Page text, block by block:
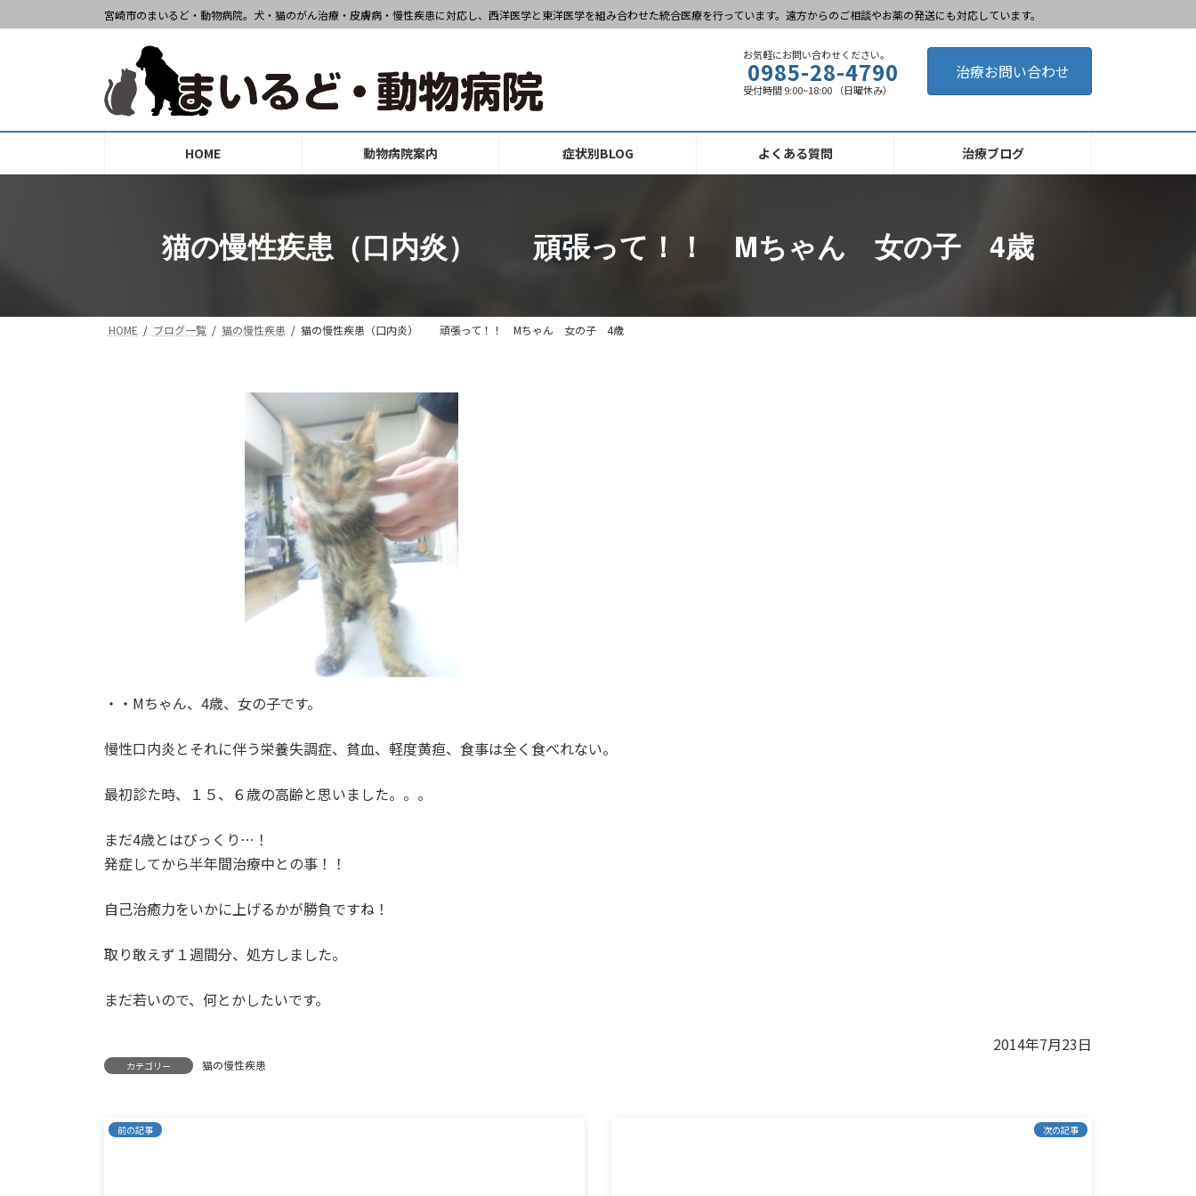
ン
ス
ッ
ビ
ン
移
宮崎市のまいるど・動物病院。犬・猫のがん治療・皮膚病・慢性疾患に対応し、西洋医学と東洋医学を組み合わせた統合医療を行っています。遠方からのご相談やお薬の発送にも対応しています。
お気軽にお問い合わせください。
0985-28-4790
受付時間 9:00~18:00 （日曜休み）
治療お問い合わせ
HOME 動物病院案内 症状別BLOG よくある質問 治療ブログ
猫の慢性疾患（口内炎） 頑張って！！ Mちゃん 女の子 4歳
HOME ブログ一覧 猫の慢性疾患 猫の慢性疾患（口内炎） 頑張って！！ Mちゃん 女の子 4歳
・・Mちゃん、4歳、女の子です。
慢性口内炎とそれに伴う栄養失調症、貧血、軽度黄疸、食事は全く食べれない。
最初診た時、１５、６歳の高齢と思いました。。。
まだ4歳とはびっくり…！
発症してから半年間治療中との事！！
自己治癒力をいかに上げるかが勝負ですね！
取り敢えず１週間分、処方しました。
まだ若いので、何とかしたいです。
2014年7月23日
カテゴリー 猫の慢性疾患
前の記事 次の記事